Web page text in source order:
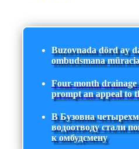
Buzovnada dörd ay
ombudsmana
Four-month
prompt an appeal to
В Бузовна
водоотводу стали
к омбудсмену